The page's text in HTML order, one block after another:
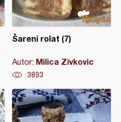
Šareni rolat (7)
Autor: Milica Zivkovic
3893